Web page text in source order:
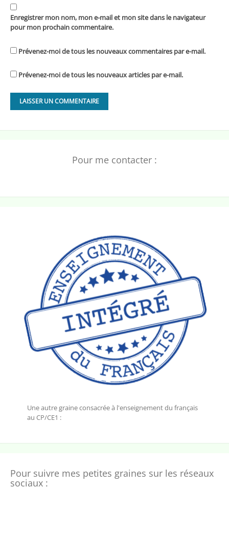
Enregistrer mon nom, mon e-mail et mon site dans le navigateur
pour mon prochain commentaire.
Prévenez-moi de tous les nouveaux commentaires par e-mail.
Prévenez-moi de tous les nouveaux articles par e-mail.
Pour me contacter :
Une autre graine consacrée à l'enseignement du français
au CP/CE1 :
Pour suivre mes petites graines sur les réseaux
sociaux :